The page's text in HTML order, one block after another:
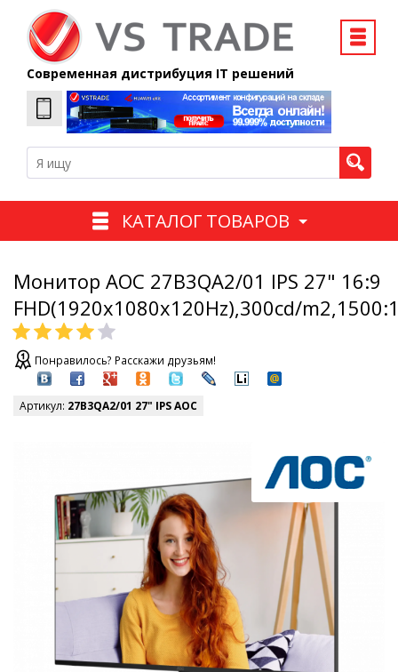
Современная дистрибуция IT решений
КАТАЛОГ ТОВАРОВ
Монитор AOC 27B3QA2/01 IPS 27" 16:9
FHD(1920x1080x120Hz),300cd/
Понравилось? Расскажи друзьям!
Артикул: 27B3QA2/01 27" IPS AOC